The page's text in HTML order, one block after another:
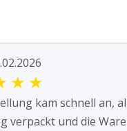
★ ★
kam schnell an,
verpackt und die